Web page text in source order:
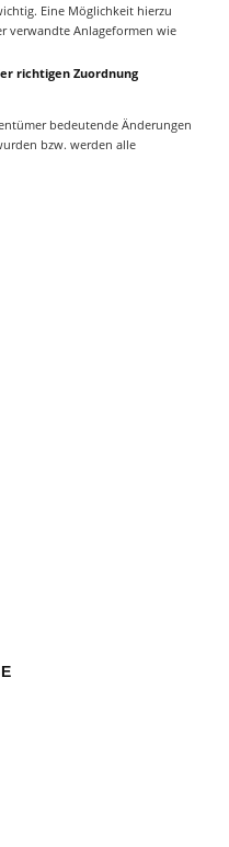
Eine Möglichkeit hierzu
verwandte Anlageformen wie
richtigen Zuordnung
bedeutende Änderungen
bzw. werden alle